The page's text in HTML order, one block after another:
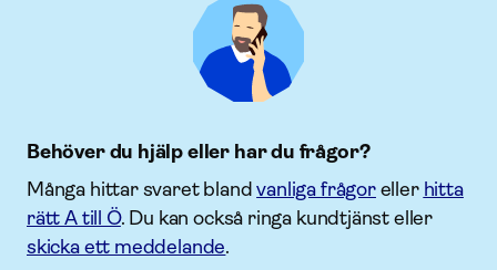
Behöver du hjälp eller har du frågor?
Många hittar svaret blandvanliga frågoreller hitta
rätt A till Ö. Du kan också ringa kundtjänst eller
skicka ett meddelande.